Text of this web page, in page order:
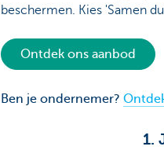
beschermen. Kies 'Samen
Ontdek ons aanbod
Ben je ondernemer?
1.